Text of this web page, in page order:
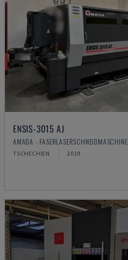
ENSIS-3015 AJ
AMADA - FASERLASERSCHNEIDMASCHINE
TSCHECHIEN 2019